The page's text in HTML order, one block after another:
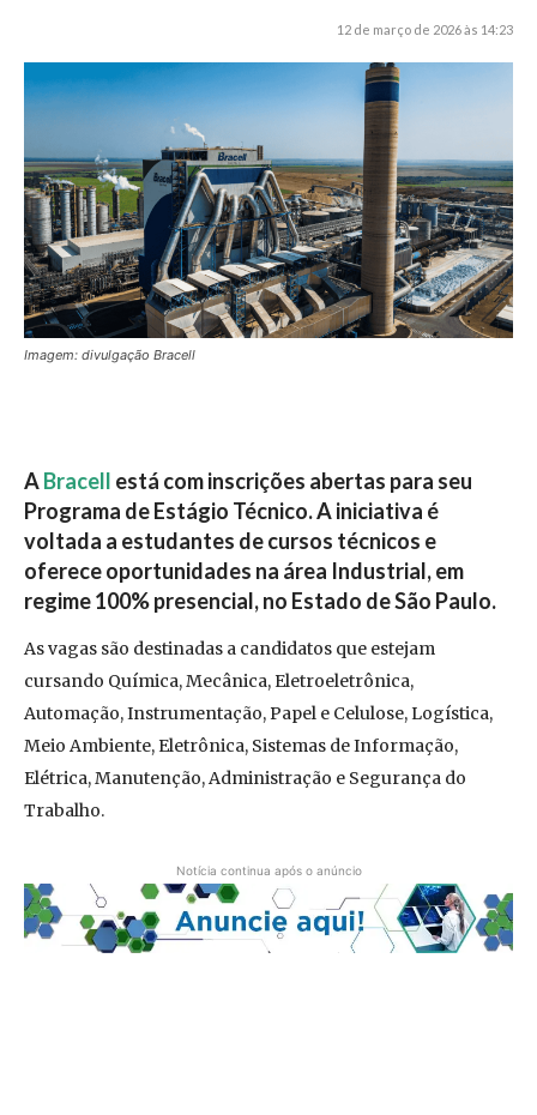
12 de março de 2026 às 14:23
Imagem: divulgação Bracell
ABracell está com inscrições abertas para seu
Programa de Estágio Técnico. A iniciativa é
voltada a estudantes de cursos técnicos e
oferece oportunidades na área Industrial, em
regime 100% presencial, no Estado de São Paulo.
As vagas são destinadas a candidatos que estejam
cursando Química, Mecânica, Eletroeletrônica,
Automação, Instrumentação, Papel e Celulose, Logística,
Meio Ambiente, Eletrônica, Sistemas de Informação,
Elétrica, Manutenção, Administração e Segurança do
Trabalho.
Notícia continua após o anúncio